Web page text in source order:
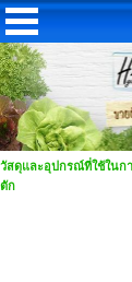
วัสดุและอุปกรณ์ที่ใช้ในก
ตัก